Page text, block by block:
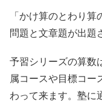
「かけ算のとわり
問題と文章題が出題
予習シリーズの算数
属コースや目標コー
わって来ます。塾に